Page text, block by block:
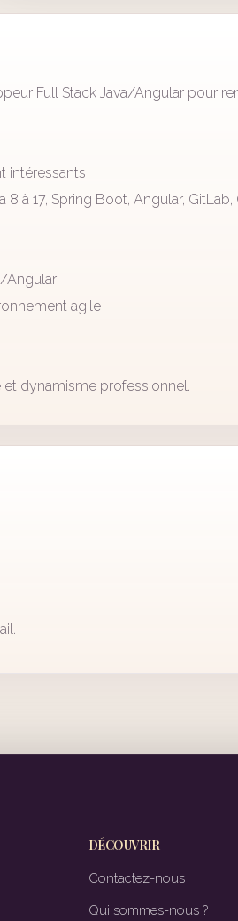
Full Stack Java/Angular pour
intéressants
à 17, Spring Boot, Angular, GitLab,
Angular
agile
dynamisme professionnel.
DÉCOUVRIR
Contactez-nous
Qui sommes-nous ?